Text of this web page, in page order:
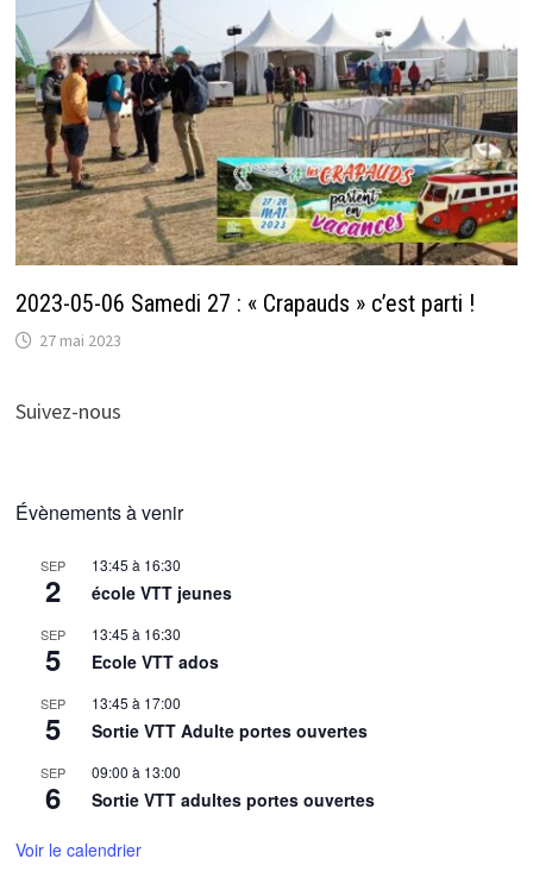
2023-05-06 Samedi 27 : « Crapauds » c’est parti !
27 mai 2023
Suivez-nous
Évènements à venir
SEP
2
13:45 à 16:30
école VTT jeunes
SEP
5
13:45 à 16:30
Ecole VTT ados
SEP
5
13:45 à 17:00
Sortie VTT Adulte portes ouvertes
SEP
6
09:00 à 13:00
Sortie VTT adultes portes ouvertes
Voir le calendrier